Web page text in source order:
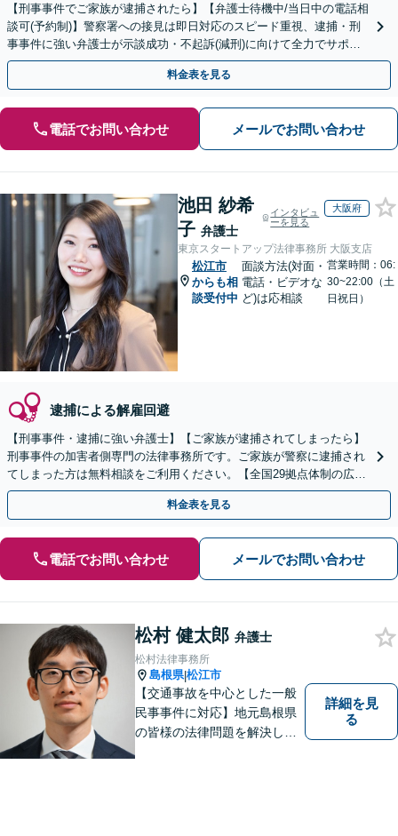
【刑事事件でご家族が逮捕されたら】【弁護士待機中/当日中の電話相
談可(予約制)】警察署への接見は即日対応のスピード重視、逮捕・刑
事事件に強い弁護士が示談成功・不起訴(減刑)に向けて全力でサポー
トします。【加害者側の相談専門】
料金表を見る
電話でお問い合わせ メールでお問い合わせ
池田 紗希
子 弁護士
インタビュ
ーを見る
大阪府
東京スタートアップ法律事務所 大阪支店
松江市
からも相
談受付中
面談方法(対面・
電話・ビデオな
ど)は応相談
営業時間：06:
30~22:00（土
日祝日）
逮捕による解雇回避
【刑事事件・逮捕に強い弁護士】【ご家族が逮捕されてしまったら】
刑事事件の加害者側専門の法律事務所です。ご家族が警察に逮捕され
てしまった方は無料相談をご利用ください。【全国29拠点体制の広域
対応】【弁護士待機中/当日中の電話相談可(予約制)】
料金表を見る
電話でお問い合わせ メールでお問い合わせ
松村 健太郎 弁護士
松村法律事務所
島根県|松江市
【交通事故を中心とした一般
民事事件に対応】地元島根県
の皆様の法律問題を解決し、
詳細を見
る